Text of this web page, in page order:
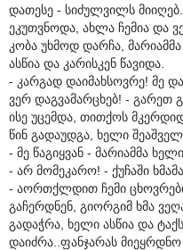
დათესე - სიძულვილს
ეკუთვნოდა, ახლა ჩემია და
კობა უხმოდ დარჩა,
ასწია და კარისკენ წავიდა.
- კარგად დაიმახსოვრე! მე
ვერ დაგვამარცხებ! - გარეთ
ისე უცემდა, თითქოს
წინ გადაუდგა, ხელი
- მე წაგიყვან - მარიამმა
- არ მომეკარო! - ქუჩაში
- აორთქლდით ჩემი
გაჩერდნენ, გიორგიმ ხმა
გადაჭრა, ხელი ასწია და
დაიძრა..ფანჯარას